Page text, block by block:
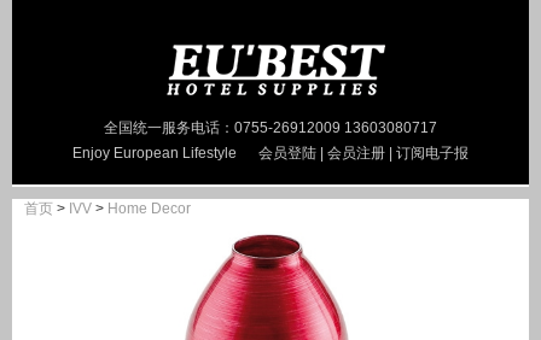
全国统一服务电话：0755-26912009 13603080717
Enjoy European Lifestyle
会员登陆 会员注册 订阅电子报
首页 > IVV > Home Decor